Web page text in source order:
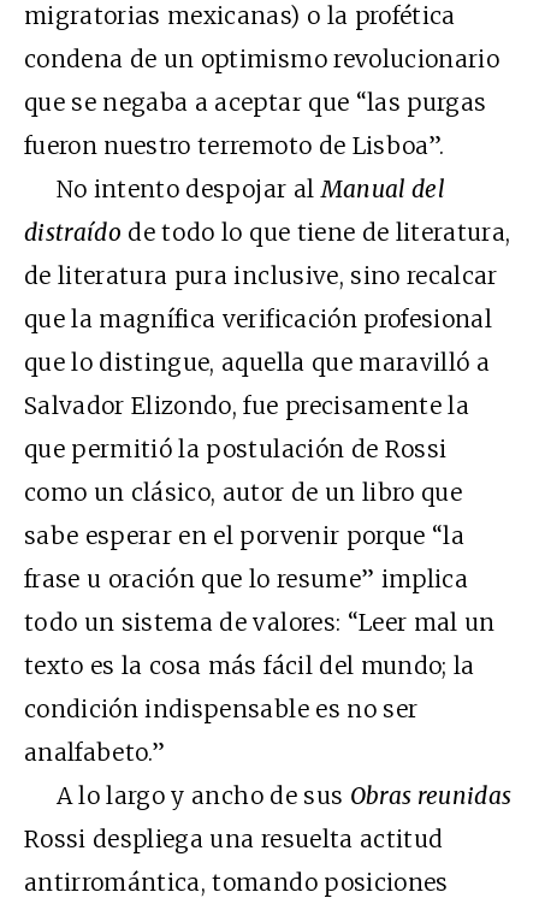
migratorias mexicanas) o la profética
condena de un optimismo revolucionario
que se negaba a aceptar que “las purgas
fueron nuestro terremoto de Lisboa”.
No intento despojar alManual del
distraído de todo lo que tiene de literatura,
de literatura pura inclusive, sino recalcar
que la magnífica verificación profesional
que lo distingue, aquella que maravilló a
Salvador Elizondo, fue precisamente la
que permitió la postulación de Rossi
como un clásico, autor de un libro que
sabe esperar en el porvenir porque “la
frase u oración que lo resume” implica
todo un sistema de valores: “Leer mal un
texto es la cosa más fácil del mundo; la
condición indispensable es no ser
analfabeto.”
A lo largo y ancho de sus Obras reunidas
Rossi despliega una resuelta actitud
antirromántica, tomando posiciones